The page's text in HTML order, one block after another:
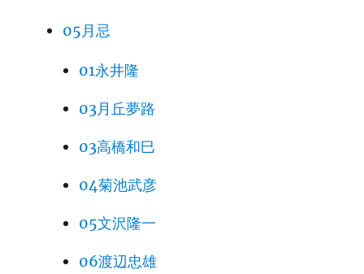
05月忌
01永井隆
03月丘夢路
03高橋和巳
04菊池武彦
05文沢隆一
06渡辺忠雄